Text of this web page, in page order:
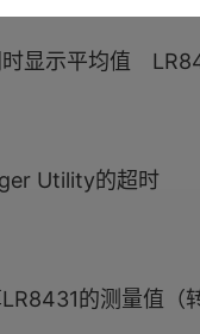
时显示平均值
Utility的超时
的测量值（